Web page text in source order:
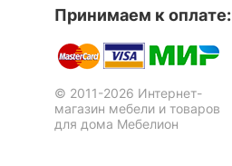
Принимаем к оплате:
© 2011-2026 Интернет-
магазин мебели и товаров
для дома Мебелион